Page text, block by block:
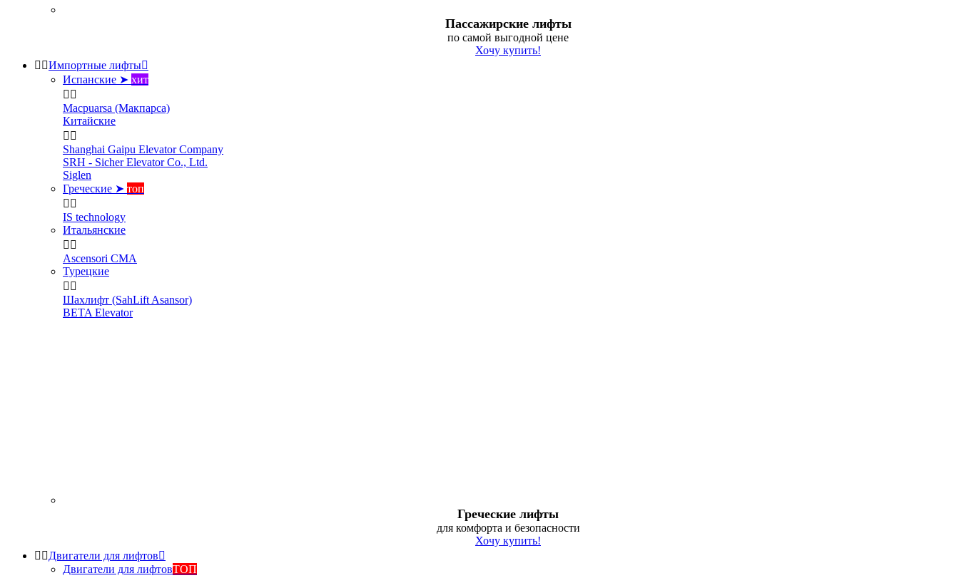
Пассажирские лифты
по самой выгодной цене
Хочу купить!
 Импортные лифты
Испанские ➤ хит
 
Macpuarsa (Макпарса)
Китайские
 
Shanghai Gaipu Elevator Company
SRH - Sicher Elevator Co., Ltd.
Siglen
Греческие ➤ топ
 
IS technology
Итальянские
 
Ascensori CMA
Турецкие
 
Шахлифт (SahLift Asansor)
BETA Elevator
Греческие лифты
для комфорта и безопасности
Хочу купить!
 Двигатели для лифтов
Двигатели для лифтовТОП